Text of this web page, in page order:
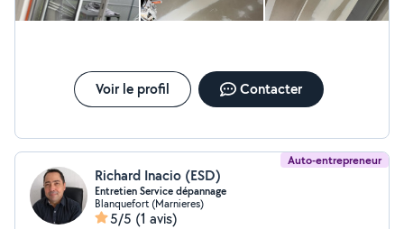
Voir le profil Contacter
Auto-entrepreneur
Richard Inacio (ESD)
Entretien Service dépannage
Blanquefort (Marnieres)
5/5 (1 avis)